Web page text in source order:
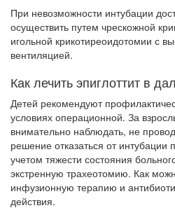
При невозможности интубации
осуществить путем чрескожной
игольной крикотиреоидотомии с
вентиляцией.
Как лечить эпиглоттит в
Детей рекомендуют
условиях операционной. За
внимательно наблюдать, не
решение отказаться от
учетом тяжести состоя­ния
экстренную трахеотомию. Как
инфузионную терапию и
действия.